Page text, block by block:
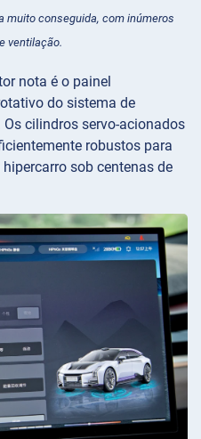
muito conseguida, com inúmeros
ventilação.
nota é o painel
do sistema de
cilindros servo-acionados
robustos para
sob centenas de